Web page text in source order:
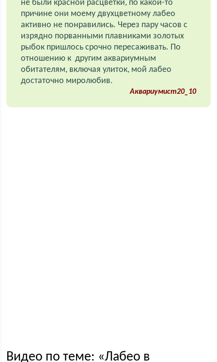
не были красной расцветки, по какой-то
причине они моему двухцветному лабео
активно не понравились. Через пару часов с
изрядно порванными плавниками золотых
рыбок пришлось срочно пересаживать. По
отношению к другим аквариумным
обитателям, включая улиток, мой лабео
достаточно миролюбив.
Аквариумист20_10
Видео по теме: «Лабео в